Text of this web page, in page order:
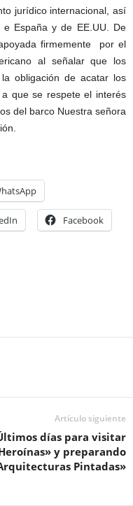
jurídico internacional, así
España y de EE.UU. De
firmemente por el
al señalar que los
obligación de acatar los
que se respete el interés
del barco Nuestra señora
Facebook
Artículo siguiente
días para visitar
y preparando
Pintadas»